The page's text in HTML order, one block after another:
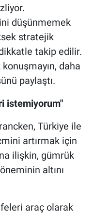
düşünmemek
stratejik
takip edilir.
daha
paylaştı.
istemiyorum"
Türkiye ile
artırmak için
ilişkin, gümrük
altını
araç olarak